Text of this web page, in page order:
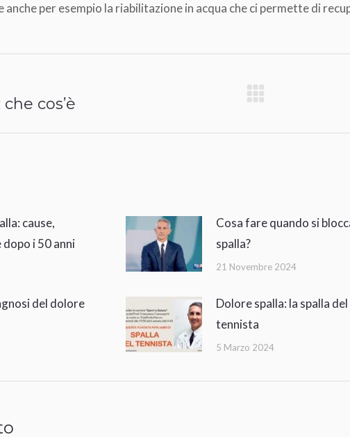
per esempio la riabilitazione in acqua che ci permette di
cos’è
cause,
i 50 anni
Cosa fare quando si
spalla?
21 Novembre 2024
del dolore
Dolore spalla: la spalla del
tennista
5 Marzo 2024